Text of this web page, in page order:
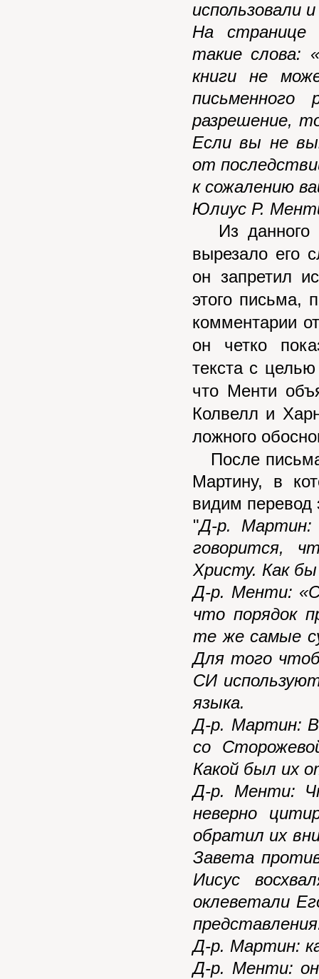
использовали
На странице
такие слова:
книги не
разрешение,
Если вы не
от
к сожалению
Юлиус Р.
Из данного
вырезало его
он запретил
этого письма,
комментарии
он четко
текста с
что Менти
Колвелл и
ложного
После
Мартину, в
видим перевод
"Д-р. Мартин:
говорится,
Христу. Как
Д-р. Менти:
что порядок
те же самые
Для того
СИ
языка.
Д-р. Мартин:
со
Какой был их
Д-р. Менти:
неверно
обратил их
Завета
Иисус
оклеветали
Д-р. Мартин:
Д-р. Менти: